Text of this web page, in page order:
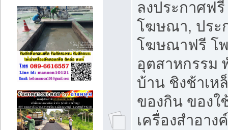
ลงประกาศฟ
โฆษณา, ประ
โฆษณาฟรี โ
อุตสาหกรรม
บ้าน ชิงช้าเห
ของกิน ของใ
เครื่องสำอา